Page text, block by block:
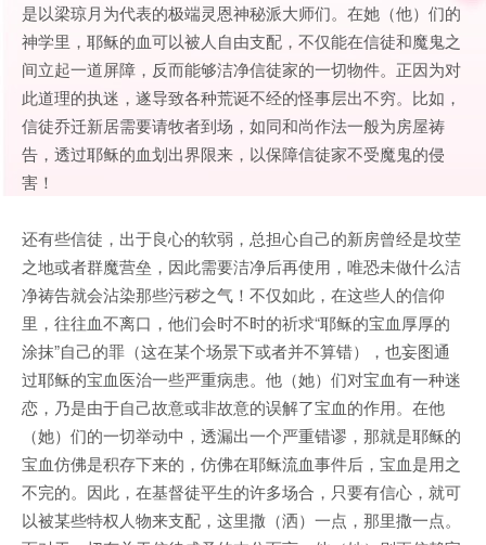
是以梁琼月为代表的极端灵恩神秘派大师们。在她（他）们的
神学里，耶稣的血可以被人自由支配，不仅能在信徒和魔鬼之
间立起一道屏障，反而能够洁净信徒家的一切物件。正因为对
此道理的执迷，遂导致各种荒诞不经的怪事层出不穷。比如，
信徒乔迁新居需要请牧者到场，如同和尚作法一般为房屋祷
告，透过耶稣的血划出界限来，以保障信徒家不受魔鬼的侵
害！
还有些信徒，出于良心的软弱，总担心自己的新房曾经是坟茔
之地或者群魔营垒，因此需要洁净后再使用，唯恐未做什么洁
净祷告就会沾染那些污秽之气！不仅如此，在这些人的信仰
里，往往血不离口，他们会时不时的祈求“耶稣的宝血厚厚的
涂抹”自己的罪（这在某个场景下或者并不算错），也妄图通
过耶稣的宝血医治一些严重病患。他（她）们对宝血有一种迷
恋，乃是由于自己故意或非故意的误解了宝血的作用。在他
（她）们的一切举动中，透漏出一个严重错谬，那就是耶稣的
宝血仿佛是积存下来的，仿佛在耶稣流血事件后，宝血是用之
不完的。因此，在基督徒平生的许多场合，只要有信心，就可
以被某些特权人物来支配，这里撒（洒）一点，那里撒一点。